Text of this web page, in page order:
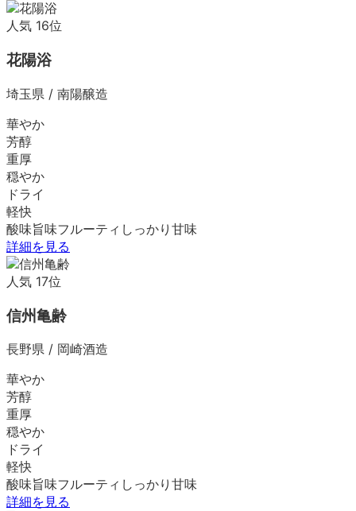
人気 16位
花陽浴
埼玉県 / 南陽醸造
華やか
芳醇
重厚
穏やか
ドライ
軽快
酸味旨味フルーティ しっかり 甘味
詳細を見る
人気 17位
信州亀齢
長野県 / 岡崎酒造
華やか
芳醇
重厚
穏やか
ドライ
軽快
酸味旨味フルーティ しっかり 甘味
詳細を見る